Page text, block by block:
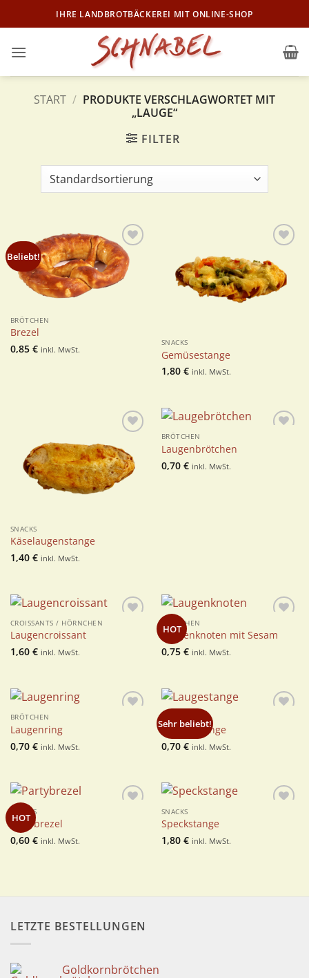
Inhalt
IHRE LANDBROTBÄCKEREI MIT ONLINE-SHOP
START / PRODUKTE VERSCHLAGWORTET MIT
„LAUGE“
FILTER
Beliebt!
Zur
Wunschliste
BRÖTCHEN
Brezel
0,85 € inkl. MwSt.
Wunschliste
SNACKS
Gemüsestange
1,80 € inkl. MwSt.
Wunschliste
SNACKS
Käselaugenstange
1,40 € inkl. MwSt.
BRÖTCHEN
Laugenbrötchen
0,70 € inkl. MwSt.
CROISSANTS / HÖRNCHEN
Laugencroissant
1,60 € inkl. MwSt.
HOT
Wunschliste
BRÖTCHEN
Laugenknoten mit Sesam
0,75 € inkl. MwSt.
BRÖTCHEN
Laugenring
0,70 € inkl. MwSt.
Sehr beliebt!
Laugenstange
0,70 € inkl. MwSt.
HOT
SNACKS
Partybrezel
0,60 € inkl. MwSt.
SNACKS
Speckstange
1,80 € inkl. MwSt.
LETZTE BESTELLUNGEN
Goldkornbrötchen